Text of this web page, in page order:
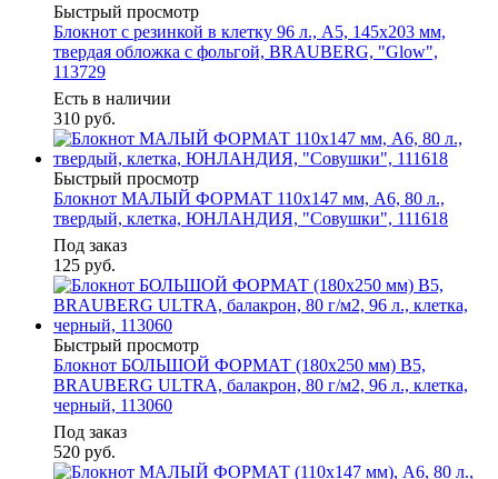
Быстрый просмотр
Блокнот с резинкой в клетку 96 л., А5, 145х203 мм,
твердая обложка с фольгой, BRAUBERG, "Glow",
113729
Есть в наличии
310 руб.
Быстрый просмотр
Блокнот МАЛЫЙ ФОРМАТ 110х147 мм, А6, 80 л.,
твердый, клетка, ЮНЛАНДИЯ, "Совушки", 111618
Под заказ
125 руб.
Быстрый просмотр
Блокнот БОЛЬШОЙ ФОРМАТ (180х250 мм) В5,
BRAUBERG ULTRA, балакрон, 80 г/м2, 96 л., клетка,
черный, 113060
Под заказ
520 руб.